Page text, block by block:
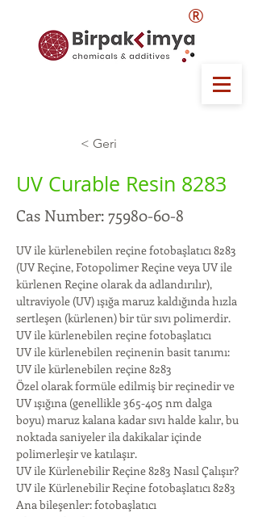
®
< Geri
UV Curable Resin 8283
Cas Number: 75980-60-8
UV ile kürlenebilen reçine fotobaşlatıcı 8283
(UV Reçine, Fotopolimer Reçine veya UV ile
kürlenen Reçine olarak da adlandırılır),
ultraviyole (UV) ışığa maruz kaldığında hızla
sertleşen (kürlenen) bir tür sıvı polimerdir.
UV ile kürlenebilen reçine fotobaşlatıcı
UV ile kürlenebilen reçinenin basit tanımı:
UV ile kürlenebilen reçine 8283
Özel olarak formüle edilmiş bir reçinedir ve
UV ışığına (genellikle 365-405 nm dalga
boyu) maruz kalana kadar sıvı halde kalır, bu
noktada saniyeler ila dakikalar içinde
polimerleşir ve katılaşır.
UV ile Kürlenebilir Reçine 8283 Nasıl Çalışır?
UV ile Kürlenebilir Reçine fotobaşlatıcı 8283
Ana bileşenler: fotobaşlatıcı